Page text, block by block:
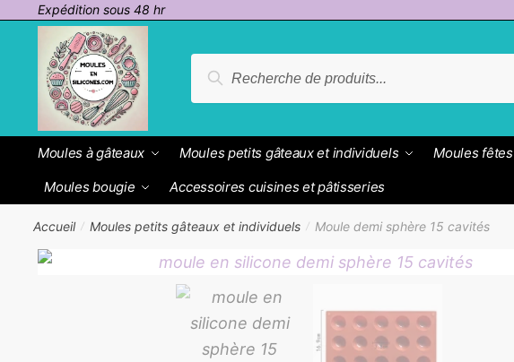
Passer
navigation
contenu
Expédition sous 48 hr
pour :
Recherche
Moules à gâteaux Moules petits gâteaux et individuels Moules fêtes
Moules bougie
Accessoires cuisines et pâtisseries
Accueil / Moules petits gâteaux et individuels / Moule demi sphère 15 cavités